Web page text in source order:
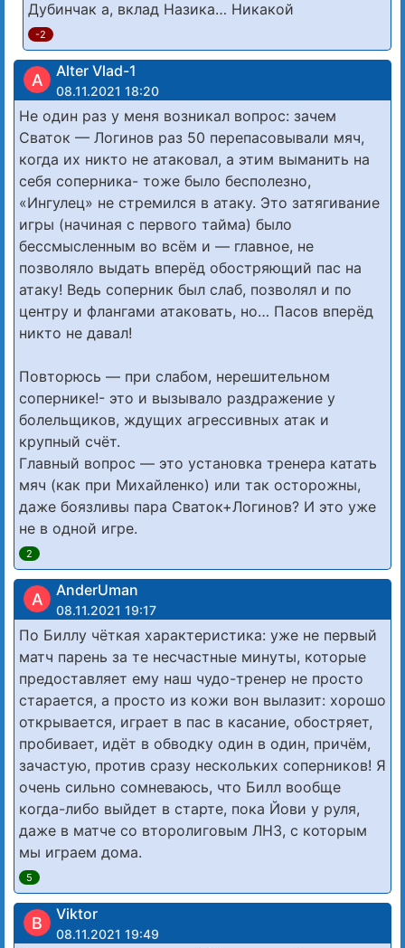
Дубинчак а, вклад Назика… Никакой
-2
A Alter Vlad-1
08.11.2021 18:20
Не один раз у меня возникал вопрос: зачем
Сваток — Логинов раз 50 перепасовывали мяч,
когда их никто не атаковал, а этим выманить на
себя соперника- тоже было бесполезно,
«Ингулец» не стремился в атаку. Это затягивание
игры (начиная с первого тайма) было
бессмысленным во всём и — главное, не
позволяло выдать вперёд обостряющий пас на
атаку! Ведь соперник был слаб, позволял и по
центру и флангами атаковать, но… Пасов вперёд
никто не давал!
Повторюсь — при слабом, нерешительном
сопернике!- это и вызывало раздражение у
болельщиков, ждущих агрессивных атак и
крупный счёт.
Главный вопрос — это установка тренера катать
мяч (как при Михайленко) или так осторожны,
даже боязливы пара Сваток+Логинов? И это уже
не в одной игре.
2
A AnderUman
08.11.2021 19:17
По Биллу чёткая характеристика: уже не первый
матч парень за те несчастные минуты, которые
предоставляет ему наш чудо-тренер не просто
старается, а просто из кожи вон вылазит: хорошо
открывается, играет в пас в касание, обостряет,
пробивает, идёт в обводку один в один, причём,
зачастую, против сразу нескольких соперников! Я
очень сильно сомневаюсь, что Билл вообще
когда-либо выйдет в старте, пока Йови у руля,
даже в матче со второлиговым ЛНЗ, с которым
мы играем дома.
5
В Viktor
08.11.2021 19:49